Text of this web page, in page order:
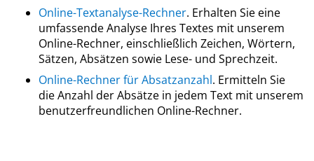
Online-Textanalyse-Rechner. Erhalten Sie eine
umfassende Analyse Ihres Textes mit unserem
Online-Rechner, einschließlich Zeichen, Wörtern,
Sätzen, Absätzen sowie Lese- und Sprechzeit.
Online-Rechner für Absatzanzahl. Ermitteln Sie
die Anzahl der Absätze in jedem Text mit unserem
benutzerfreundlichen Online-Rechner.